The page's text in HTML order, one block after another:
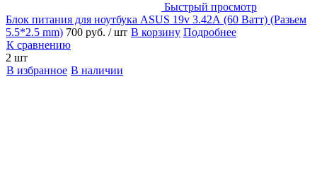
Быстрый просмотр
Блок питания для ноутбука ASUS 19v 3.42А (60 Ватт) (Разьем
5.5*2.5 mm) 700 руб. / шт В корзину Подробнее
К сравнению
2 шт
В избранное В наличии